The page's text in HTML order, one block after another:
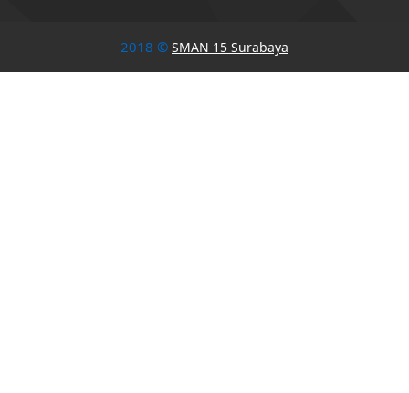
2018 © SMAN 15 Surabaya